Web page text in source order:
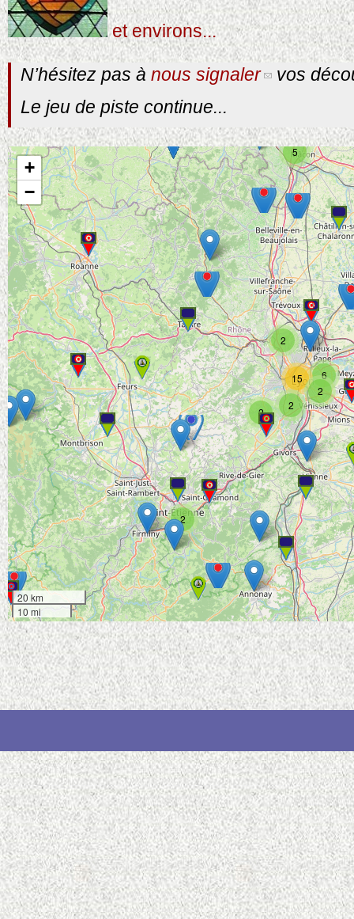
et environs...
N’hésitez pas à nous signaler
vos
Le jeu de piste continue...
5
2
2
2
2
6
15
2
+
−
20 km
10 mi